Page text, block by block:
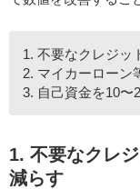
1. 不要なクレジッ
2. マイカーローン
3. 自己資金を10〜
1. 不要なクレ
減らす